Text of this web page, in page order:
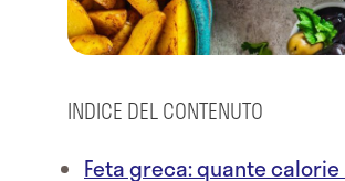
INDICE DEL CONTENUTO
Feta greca: quante calorie